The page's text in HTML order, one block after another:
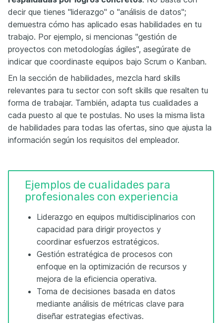
decir que tienes "liderazgo" o "análisis de datos";
demuestra cómo has aplicado esas habilidades en tu
trabajo. Por ejemplo, si mencionas "gestión de
proyectos con metodologías ágiles", asegúrate de
indicar que coordinaste equipos bajo Scrum o Kanban.
En la sección de habilidades, mezcla hard skills
relevantes para tu sector con soft skills que resalten tu
forma de trabajar. También, adapta tus cualidades a
cada puesto al que te postulas. No uses la misma lista
de habilidades para todas las ofertas, sino que ajusta la
información según los requisitos del empleador.
Ejemplos de cualidades para
profesionales con experiencia
Liderazgo en equipos multidisciplinarios con
capacidad para dirigir proyectos y
coordinar esfuerzos estratégicos.
Gestión estratégica de procesos con
enfoque en la optimización de recursos y
mejora de la eficiencia operativa.
Toma de decisiones basada en datos
mediante análisis de métricas clave para
diseñar estrategias efectivas.